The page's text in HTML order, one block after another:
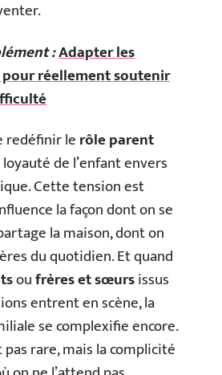
:Adapter les
pour réellement soutenir
redéfinir lerôle parent
de l’enfant envers
Cette tension est
la façon dont on se
la maison, dont on
du quotidien. Et quand
oufrères et sœursissus
entrent en scène, la
se complexifie encore.
pas rare, mais la complicité